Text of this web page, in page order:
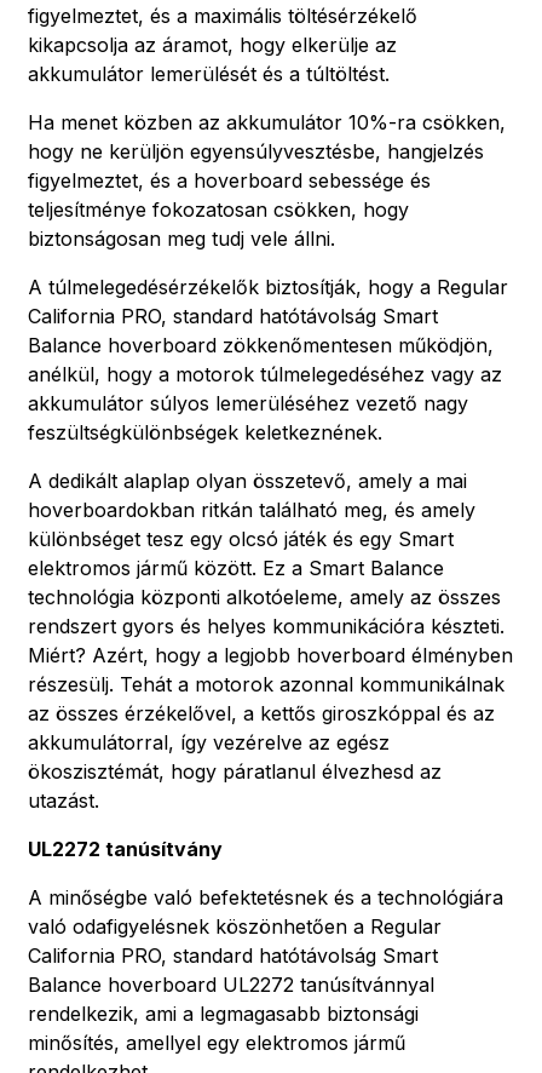
figyelmeztet, és a maximális töltésérzékelő
kikapcsolja az áramot, hogy elkerülje az
akkumulátor lemerülését és a túltöltést.
Ha menet közben az akkumulátor 10%-ra csökken,
hogy ne kerüljön egyensúlyvesztésbe, hangjelzés
figyelmeztet, és a hoverboard sebessége és
teljesítménye fokozatosan csökken, hogy
biztonságosan meg tudj vele állni.
A túlmelegedésérzékelők biztosítják, hogy a Regular
California PRO, standard hatótávolság Smart
Balance hoverboard zökkenőmentesen működjön,
anélkül, hogy a motorok túlmelegedéséhez vagy az
akkumulátor súlyos lemerüléséhez vezető nagy
feszültségkülönbségek keletkeznének.
A dedikált alaplap olyan összetevő, amely a mai
hoverboardokban ritkán található meg, és amely
különbséget tesz egy olcsó játék és egy Smart
elektromos jármű között. Ez a Smart Balance
technológia központi alkotóeleme, amely az összes
rendszert gyors és helyes kommunikációra készteti.
Miért? Azért, hogy a legjobb hoverboard élményben
részesülj. Tehát a motorok azonnal kommunikálnak
az összes érzékelővel, a kettős giroszkóppal és az
akkumulátorral, így vezérelve az egész
ökoszisztémát, hogy páratlanul élvezhesd az
utazást.
UL2272 tanúsítvány
A minőségbe való befektetésnek és a technológiára
való odafigyelésnek köszönhetően a Regular
California PRO, standard hatótávolság Smart
Balance hoverboard UL2272 tanúsítvánnyal
rendelkezik, ami a legmagasabb biztonsági
minősítés, amellyel egy elektromos jármű